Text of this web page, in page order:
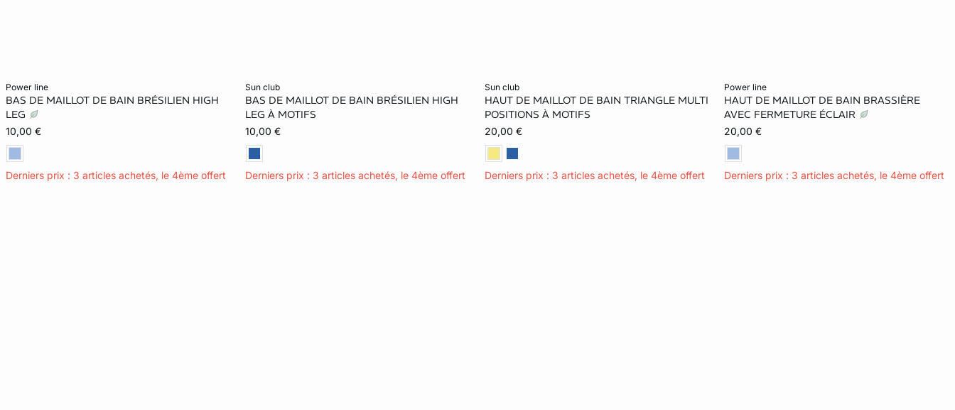
power line
BAS DE MAILLOT DE BAIN BRÉSILIEN HIGH
LEG
10,00 €
Derniers prix : 3 articles achetés, le 4ème offert
36
sun club
BAS DE MAILLOT DE BAIN BRÉSILIEN HIGH
LEG À MOTIFS
10,00 €
Derniers prix : 3 articles achetés, le 4ème offert
34
sun club
HAUT DE MAILLOT DE BAIN TRIANGLE MULTI
POSITIONS À MOTIFS
20,00 €
Derniers prix : 3 articles achetés, le 4ème offert
42
power line
HAUT DE MAILLOT DE BAIN BRASSIÈRE
AVEC FERMETURE ÉCLAIR
20,00 €
Derniers prix : 3 articles achetés, le 4ème offert
38 40 42